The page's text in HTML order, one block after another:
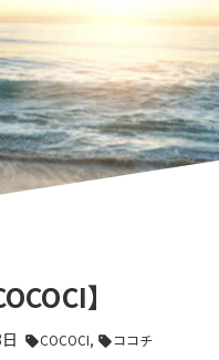
】
sellCOCOCI sellココチ